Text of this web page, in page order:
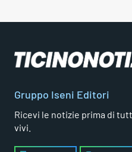
Gruppo Iseni Editori
Ricevi le notizie prima di
vivi.